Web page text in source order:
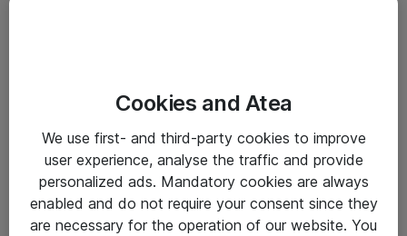
eShop Info
Yleiset ohjeet
Takuu- ja huolto-ohjeet
Cookies and Atea
We use first- and third-party cookies to improve
user experience, analyse the traffic and provide
personalized ads. Mandatory cookies are always
enabled and do not require your consent since they
are necessary for the operation of our website. You